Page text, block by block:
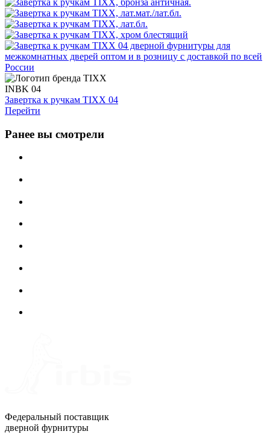
INBK 04
Завертка к ручкам TIXX 04
Перейти
Ранее вы смотрели
Федеральный поставщик
дверной фурнитуры